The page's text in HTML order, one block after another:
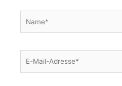
Mail-